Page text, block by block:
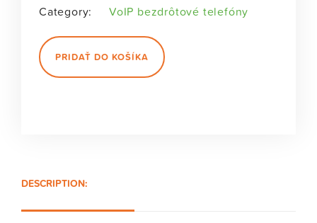
Category:
VoIP bezdrôtové telefóny
PRIDAŤ DO KOŠÍKA
DESCRIPTION: